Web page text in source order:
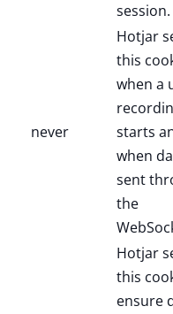
session.
never
Hotjar
this
when a
starts
when
sent
the
Hotjar
this
ensure